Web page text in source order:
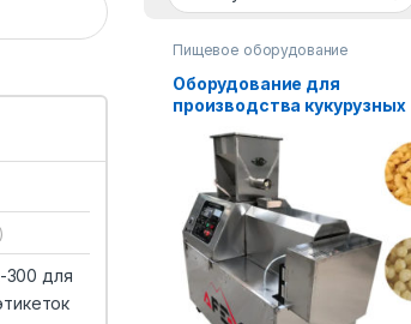
Пищевое оборудование
Оборудование для
производства кукурузных
300 для